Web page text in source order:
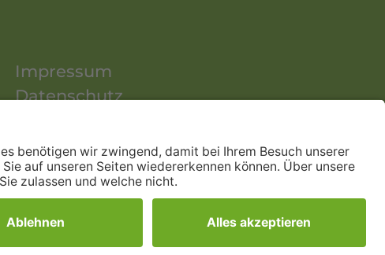
Impressum
Datenschutz
Barrierefreiheitserklärung
Kontakt